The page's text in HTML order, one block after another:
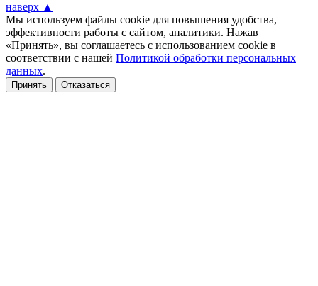
наверх ▲
Мы используем файлы cookie для повышения удобства,
эффективности работы с сайтом, аналитики. Нажав
«Принять», вы соглашаетесь с использованием cookie в
соответствии с нашей Политикой обработки персональных
данных.
Принять Отказаться